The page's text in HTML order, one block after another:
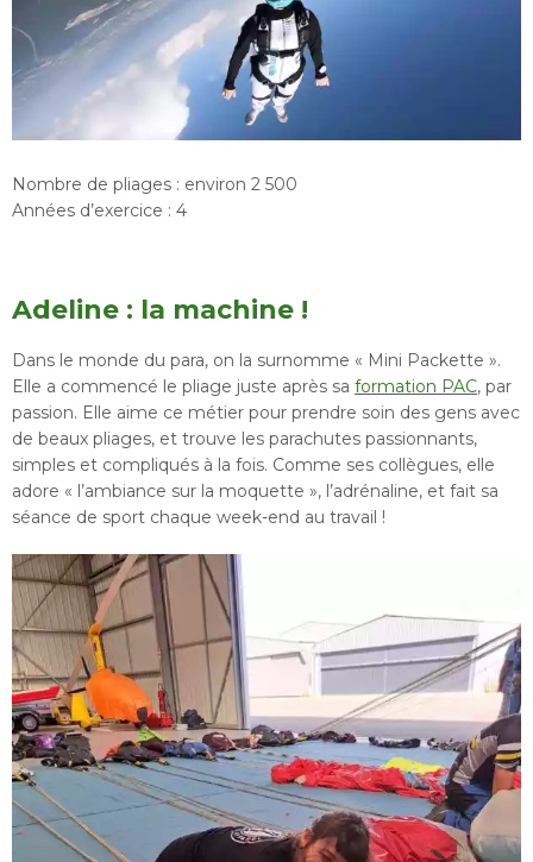
Nombre de pliages : environ 2 500
Années d’exercice : 4
Adeline : la machine !
Dans le monde du para, on la surnomme « Mini Packette ».
Elle a commencé le pliage juste après sa formation PAC, par
passion. Elle aime ce métier pour prendre soin des gens avec
de beaux pliages, et trouve les parachutes passionnants,
simples et compliqués à la fois. Comme ses collègues, elle
adore « l’ambiance sur la moquette », l’adrénaline, et fait sa
séance de sport chaque week-end au travail !